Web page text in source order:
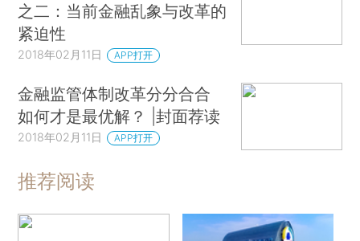
之二：当前金融乱象与改革的
紧迫性
2018年02月11日 APP打开
金融监管体制改革分分合合
如何才是最优解？ |封面荐读
2018年02月11日 APP打开
推荐阅读